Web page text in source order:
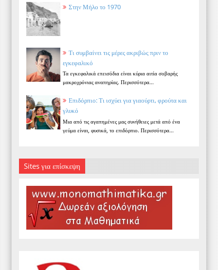
Στην Μήλο το 1970
Τι συμβαίνει τις μέρες ακριβώς πριν το
εγκεφαλικό
Τα εγκεφαλικά επεισόδια είναι κύρια αιτία σοβαρής
μακροχρόνιας αναπηρίας. Περισσότερα...
Επιδόρπιο: Τι ισχύει για γιαούρτι, φρούτα και
γλυκό
Μια από τις αγαπημένες μας συνήθειες μετά από ένα
γεύμα είναι, φυσικά, το επιδόρπιο. Περισσότερα...
Sites για επίσκεψη